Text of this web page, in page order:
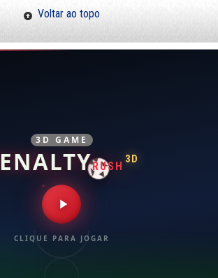
Voltar ao topo
3D GAME
RUSH
3D
CLIQUE PARA JOGAR